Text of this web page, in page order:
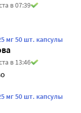
в 07:39
мг 50 шт. капсулы
в 13:46
мг 50 шт. капсулы